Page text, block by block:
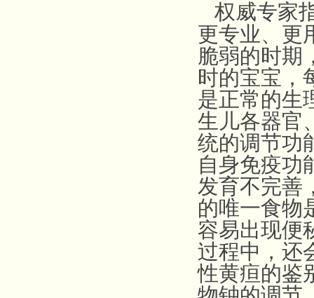
权威专家
更专业、更
脆弱的时期
时的宝宝，
是正常的生
生儿各器官
统的调节功
自身免疫功
发育不完善
的唯一食物
容易出现便
过程中，还
性黄疸的鉴